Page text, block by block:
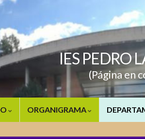
IES PEDRO
(Página en
ORGANIGRAMA